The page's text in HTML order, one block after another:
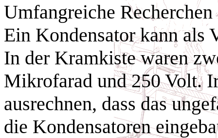
Umfangreiche
Ein Kondensator kann als
In der Kramkiste waren
Mikrofarad und 250 Volt.
ausrechnen, dass das
die Kondensatoren